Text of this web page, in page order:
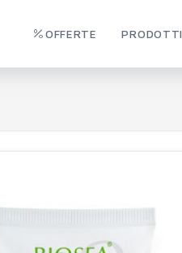
OFFERTE PRODOTTI